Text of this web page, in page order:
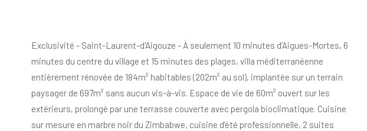
Exclusivité - Saint-Laurent-d'Aigouze - À seulement 10 minutes d’Aigues-Mortes, 6
minutes du centre du village et 15 minutes des plages, villa méditerranéenne
entièrement rénovée de 184m² habitables (202m² au sol), implantée sur un terrain
paysager de 697m² sans aucun vis-à-vis. Espace de vie de 60m² ouvert sur les
extérieurs, prolongé par une terrasse couverte avec pergola bioclimatique. Cuisine
sur mesure en marbre noir du Zimbabwe, cuisine d’été professionnelle, 2 suites